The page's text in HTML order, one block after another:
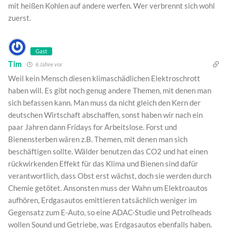
mit heißen Kohlen auf andere werfen. Wer verbrennt sich wohl
zuerst.
Gast
Tim 6 Jahre vor
Weil kein Mensch diesen klimaschädlichen Elektroschrott
haben will. Es gibt noch genug andere Themen, mit denen man
sich befassen kann. Man muss da nicht gleich den Kern der
deutschen Wirtschaft abschaffen, sonst haben wir nach ein
paar Jahren dann Fridays for Arbeitslose. Forst und
Bienensterben wären z.B. Themen, mit denen man sich
beschäftigen sollte. Wälder benutzen das CO2 und hat einen
rückwirkenden Effekt für das Klima und Bienen sind dafür
verantwortlich, dass Obst erst wächst, doch sie werden durch
Chemie getötet. Ansonsten muss der Wahn um Elektroautos
aufhören, Erdgasautos emittieren tatsächlich weniger im
Gegensatz zum E-Auto, so eine ADAC-Studie und Petrolheads
wollen Sound und Getriebe, was Erdgasautos ebenfalls haben.